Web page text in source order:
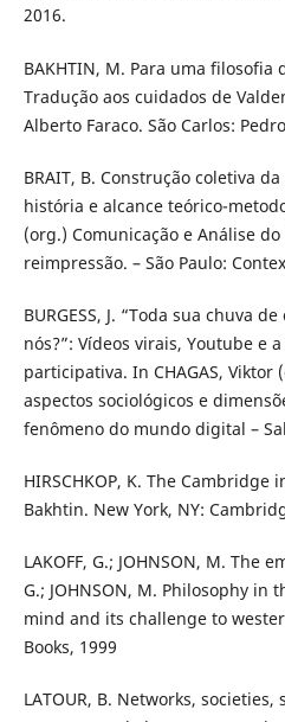
2016.
BAKHTIN, M. Para uma filosofia
Tradução aos cuidados de
Alberto Faraco. São Carlos:
BRAIT, B. Construção coletiva
história e alcance teórico-
(org.) Comunicação e Análise do
reimpressão. – São Paulo:
BURGESS, J. “Toda sua chuva
nós?”: Vídeos virais, Youtube e
participativa. In CHAGAS,
aspectos sociológicos e
fenômeno do mundo digital –
HIRSCHKOP, K. The
Bakhtin. New York, NY:
LAKOFF, G.; JOHNSON, M. The
G.; JOHNSON, M. Philosophy in
mind and its challenge to
Books, 1999
LATOUR, B. Networks,